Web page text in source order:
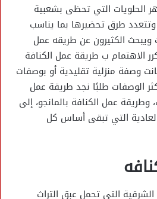
الحلويات التي تحظى بشعبية
طرق تحضيرها بما يناسب
ويبحث الكثيرون عن طريقه عمل
الاهتمام ب طريقة عمل الكنافة
وصفة منزلية تقليدية أو بوصفات
الوصفات طلبًا نجد طريقة عمل
وطريقة عمل الكنافة بالمانجو، إلى
التي تبقى أساس كل
التي تحمل عبق التراث